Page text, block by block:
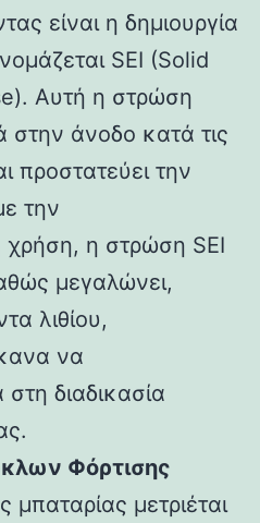
είναι η δημιουργία
SEI (Solid
Αυτή η στρώση
στην άνοδο κατά τις
προστατεύει την
την
η στρώση SEI
μεγαλώνει,
λιθίου,
να
διαδικασία
Φόρτισης
μπαταρίας μετριέται